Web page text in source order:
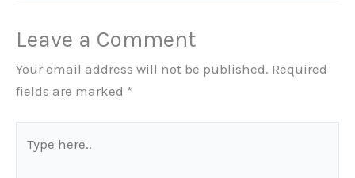
Leave a Comment
Your email address will not be published. Required
fields are marked *
here..